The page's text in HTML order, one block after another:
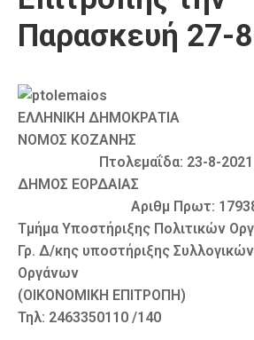
Καιρός
Παρασκευή 27-
ΕΛΛΗΝΙΚΗ ΔΗΜΟΚΡΑΤΙΑ
ΝΟΜΟΣ
Πτολεμαΐδα: 23-8-2021
ΔΗΜΟΣ
Αριθμ Πρωτ:
Τμήμα Υποστήριξης Πολιτικών
Γρ. Δ/κης υποστήριξης
Οργάνων
(ΟΙΚΟΝΟΜΙΚΗ ΕΠΙΤΡΟΠΗ)
Τηλ: 2463350110 /140